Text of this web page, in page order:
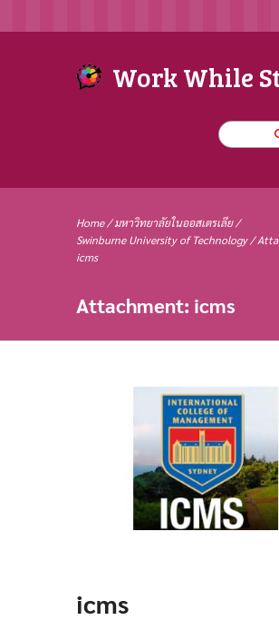
Work While
Home/มหาวิทยาลัยในออสเตรเลีย/
Swinburne University of Technology/
icms
Attachment: icms
icms